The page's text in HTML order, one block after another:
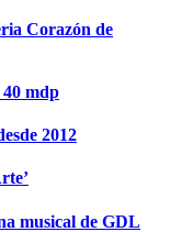
Corazón de
mdp
2012
musical de GDL